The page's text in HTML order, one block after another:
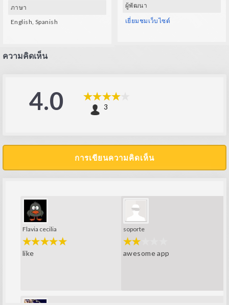
ภาษา
English, Spanish
ผู้พัฒนา
เยี่ยมชมเว็บไซต์
ความคิดเห็น
4.0 3
การเขียนความคิดเห็น
Flavia cecilia
like
soporte
awesome app